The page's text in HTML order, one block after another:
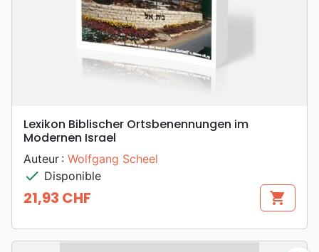
Lexikon Biblischer Ortsbenennungen im
Modernen Israel
Auteur : Wolfgang Scheel
check Disponible
Prix
21,93 CHF shopping_cart